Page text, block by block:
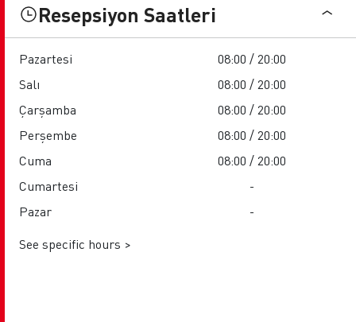
Resepsiyon Saatleri
Pazartesi
08:00 / 20:00
Salı
08:00 / 20:00
Çarşamba
08:00 / 20:00
Perşembe
08:00 / 20:00
Cuma
08:00 / 20:00
Cumartesi
-
Pazar
-
See specific hours >